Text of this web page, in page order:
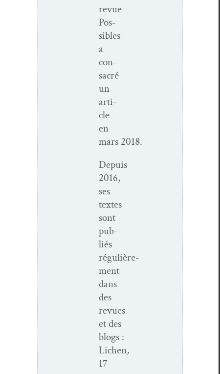
revue
Pos­
si­bles
a
con­
sacré
un
arti­
cle
en
mars 2018.
Depuis
2016,
ses
textes
sont
pub­
liés
régulière­
ment
dans
des
revues
et des
blogs :
Lichen,
17